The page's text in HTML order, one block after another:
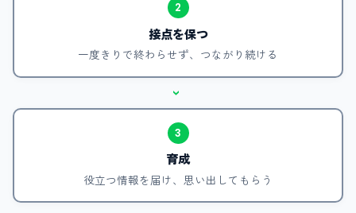
2
接点を保つ
一度きりで終わらせず、つながり続ける
›
3
育成
役立つ情報を届け、思い出してもらう